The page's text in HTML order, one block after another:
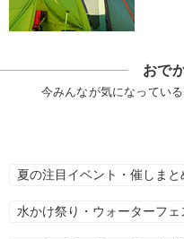
おで
今みんなが気になってい
夏の注目イベント・催しまと
水かけ祭り・ウォーターフェ